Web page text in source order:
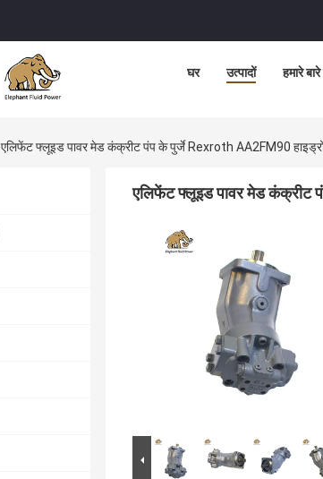
घर उत्पादों हमारे
एलिफेंट फ्लूइड पावर मेड कंक्रीट पंप के पुर्जे Rexroth AA2FM90
एलिफेंट फ्लूइड पावर मेड कंक्रीट